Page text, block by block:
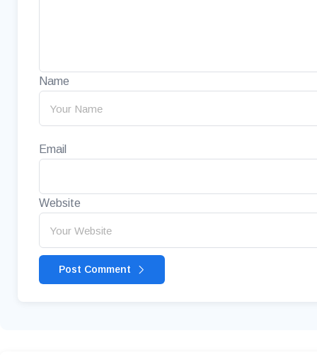
Name
Email
Website
Post Comment